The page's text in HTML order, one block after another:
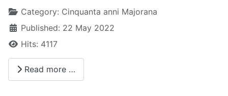
DetailsCategory: Cinquanta anni Majorana
Published: 22 May 2022
Hits: 4117
Read more …